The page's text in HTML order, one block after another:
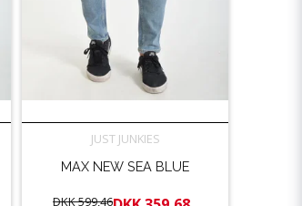
JUST JUNKIES
MAX NEW SEA BLUE
DKK 599,46